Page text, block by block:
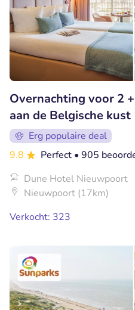
Overnachting voor 2
aan de Belgische kust
Erg populaire deal
9.8
Perfect • 905
Dune Hotel Nieuwpoort
Nieuwpoort (17km)
Verkocht: 323